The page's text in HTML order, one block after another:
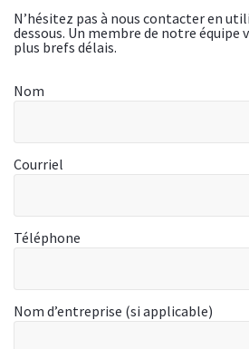
N’hésitez pas à nous contacter en
dessous. Un membre de notre équipe
plus brefs délais.
Nom
Courriel
Téléphone
Nom d’entreprise (si applicable)